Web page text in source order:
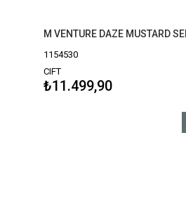
1154530
CIFT
₺11.499,90